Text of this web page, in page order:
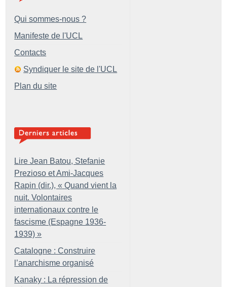
Qui sommes-nous ?
Manifeste de l'UCL
Contacts
Syndiquer le site de l'UCL
Plan du site
Lire Jean Batou, Stefanie
Prezioso et Ami-Jacques
Rapin (dir.), « Quand vient la
nuit. Volontaires
internationaux contre le
fascisme (Espagne 1936-
1939) »
Catalogne : Construire
l’anarchisme organisé
Kanaky : La répression de